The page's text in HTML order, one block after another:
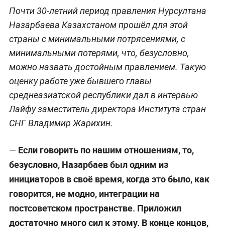
Почти 30-летний период правления Нурсултана
Назарбаева Казахстаном прошёл для этой
страны с минимальными потрясениями, с
минимальными потерями, что, безусловно,
можно назвать достойным правлением. Такую
оценку работе уже бывшего главы
среднеазиатской республики дал в интервью
Лайфу заместитель директора Института стран
СНГ Владимир Жарихин.
— Если говорить по нашим отношениям, то,
безусловно, Назарбаев был одним из
инициаторов в своё время, когда это было, как
говорится, не модно, интеграции на
постсоветском пространстве. Приложил
достаточно много сил к этому. В конце концов,